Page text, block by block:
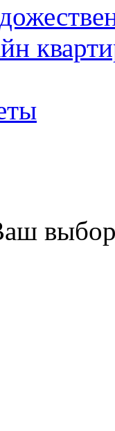
выбор